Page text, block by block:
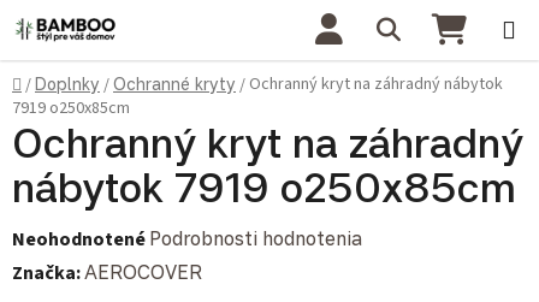
Prejsť na obsah Hľadať
Domov
/Doplnky /Ochranné kryty / Ochranný kryt na záhradný nábytok
7919 o250x85cm
Ochranný kryt na záhradný
nábytok 7919 o250x85cm
Priemerné hodnotenie produktu je 0,0 z 5 hviezdičiek.
Neohodnotené Podrobnosti hodnotenia
Značka:AEROCOVER